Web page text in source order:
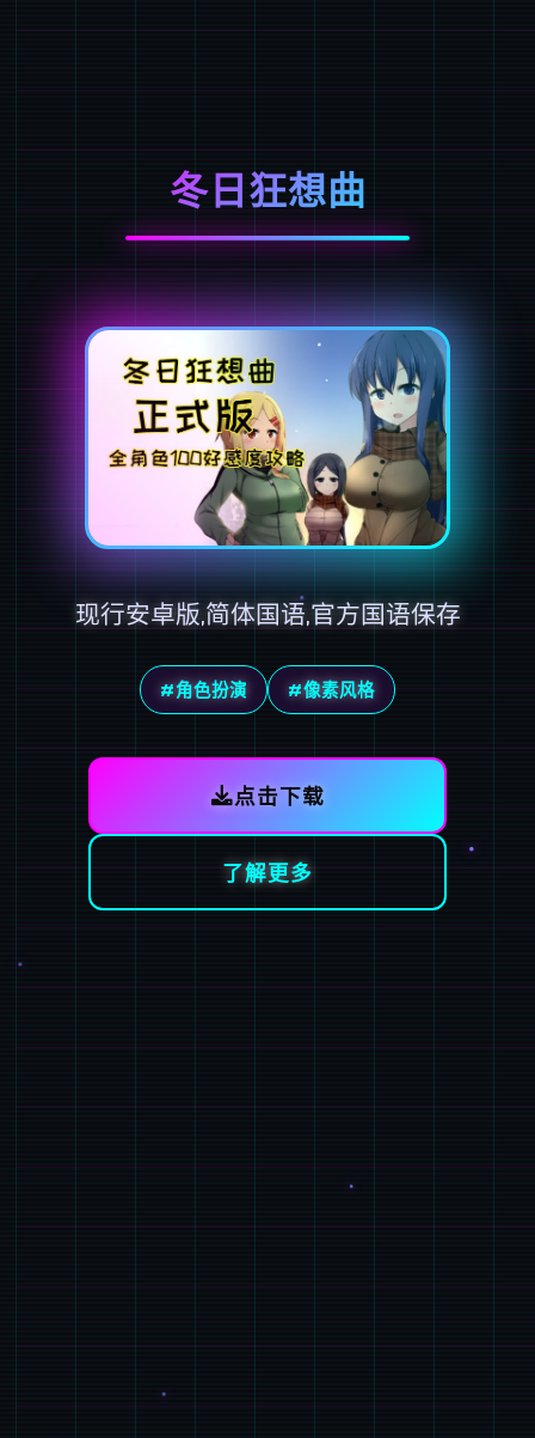
冬日狂想曲
现行安卓版,简体国语,官方国语保存
#角色扮演 #像素风格
点击下载
了解更多